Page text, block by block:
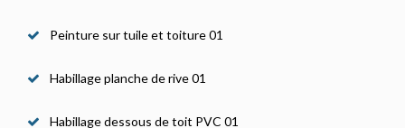
Peinture sur tuile et toiture 01
Habillage planche de rive 01
Habillage dessous de toit PVC 01